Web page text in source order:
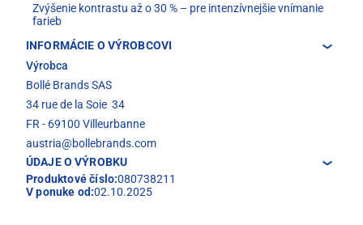
Zvýšenie kontrastu až o 30 % – pre intenzívnejšie vnímanie
farieb
INFORMÁCIE O VÝROBCOVI
Výrobca
Bollé Brands SAS
34 rue de la Soie 34
FR - 69100 Villeurbanne
austria@bollebrands.com
ÚDAJE O VÝROBKU
Produktové číslo:080738211
V ponuke od:02.10.2025